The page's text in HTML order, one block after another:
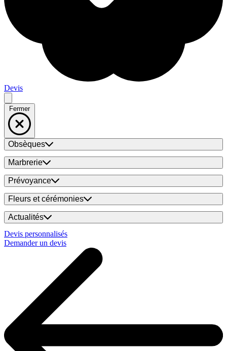
Devis
Fermer
Obsèques
Marbrerie
Prévoyance
Fleurs et cérémonies
Actualités
Devis personnalisés
Demander un devis